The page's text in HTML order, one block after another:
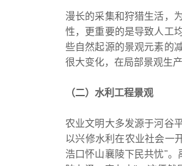
漫长的采集和狩猎生活，
性，更重要的是导致人工
些自然起源的景观元素的
很大变化，在局部景观生
（二）水利工程景观
农业文明大多发源于河谷
以兴修水利在农业社会一
浩口怀山襄陵下民共忧"